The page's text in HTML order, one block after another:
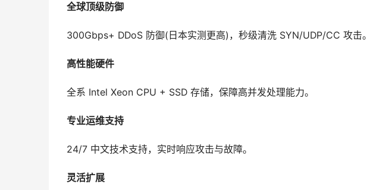
全球顶级防御
300Gbps+ DDoS 防御(日本实测更高)，秒级清洗 SYN/UDP/CC 攻击。
高性能硬件
全系 Intel Xeon CPU + SSD 存储，保障高并发处理能力。
专业运维支持
24/7 中文技术支持，实时响应攻击与故障。
灵活扩展